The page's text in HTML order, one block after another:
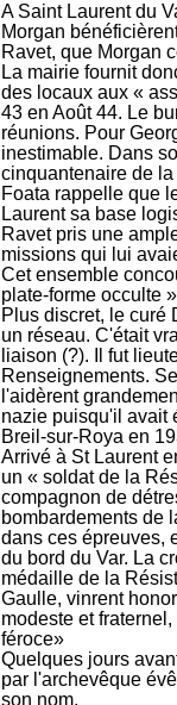
A Saint Laurent du
Morgan
Ravet, que Morgan
La mairie fournit
des locaux aux «
43 en Août 44. Le
réunions. Pour
inestimable. Dans
cinquantenaire de
Foata rappelle que
Laurent sa base
Ravet pris une
missions qui lui
Cet ensemble
plate-forme occulte
Plus discret, le curé
un réseau. C'était
liaison (?). Il fut
Renseignements.
l'aidèrent
nazie puisqu'il avait
Breil-sur-Roya en
Arrivé à St Laurent
un « soldat de la
compagnon de
bombardements de
dans ces épreuves,
du bord du Var. La
médaille de la
Gaulle, vinrent
modeste et
féroce»
Quelques jours
par l'archevêque
son nom.